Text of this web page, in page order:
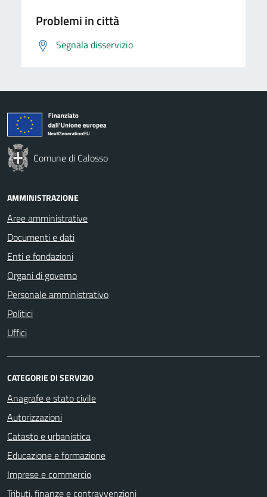
Problemi in città
Segnala disservizio
Comune di Calosso
AMMINISTRAZIONE
Aree amministrative
Documenti e dati
Enti e fondazioni
Organi di governo
Personale amministrativo
Politici
Uffici
CATEGORIE DI SERVIZIO
Anagrafe e stato civile
Autorizzazioni
Catasto e urbanistica
Educazione e formazione
Imprese e commercio
Tributi, finanze e contravvenzioni